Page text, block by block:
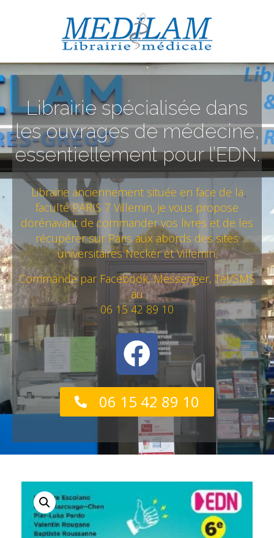
Librairie spécialisée dans
les ouvrages de médecine,
essentiellement pour l’EDN.
Librairie anciennement située en face de la
faculté PARIS 7 Villemin, je vous propose
dorénavant de commander vos livres et de les
récupérer sur Paris aux abords des sites
universitaires Necker et Villemin.
Commande par Facebook, Messenger, Tel/SMS
au
06 15 42 89 10
06 15 42 89 10